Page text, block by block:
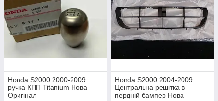
Honda S2000 2000-2009
ручка КПП Titanium Нова
Оригінал
Honda S2000 2004-2009
Центральна решітка в
пердній бампер Нова